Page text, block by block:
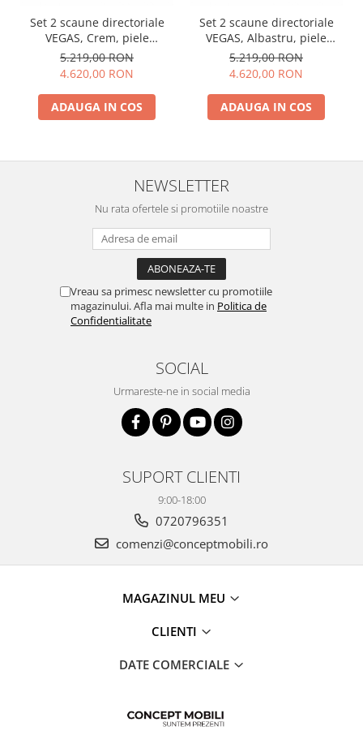
Set 2 scaune directoriale
VEGAS, Crem, piele
ecologica
5.219,00 RON
4.620,00 RON
ADAUGA IN COS
Set 2 scaune directoriale
VEGAS, Albastru, piele
ecologica
5.219,00 RON
4.620,00 RON
ADAUGA IN COS
NEWSLETTER
Nu rata ofertele si promotiile noastre
Vreau sa primesc newsletter cu promotiile
magazinului. Afla mai multe in Politica de
Confidentialitate
SOCIAL
Urmareste-ne in social media
SUPORT CLIENTI
9:00-18:00
0720796351
comenzi@conceptmobili.ro
MAGAZINUL MEU
CLIENTI
DATE COMERCIALE